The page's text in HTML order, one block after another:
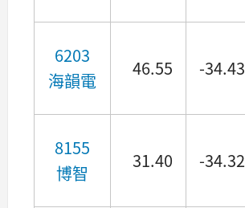
6203
海韻電
46.55 -34.43
8155
博智
31.40 -34.32